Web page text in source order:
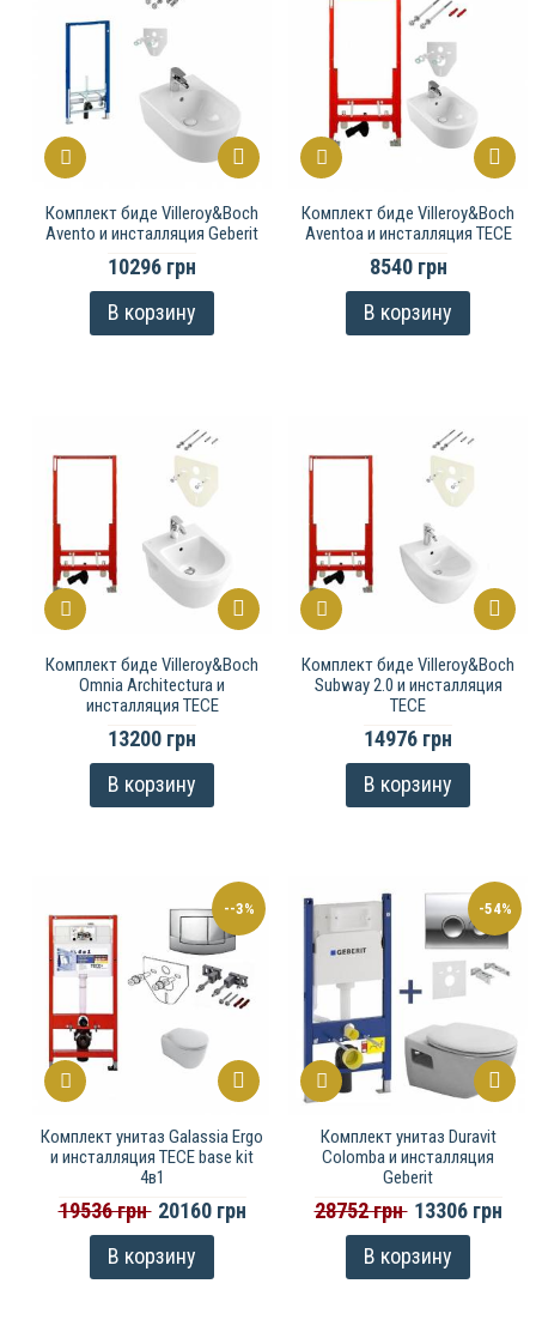
Комплект биде Villeroy&Boch
Avento и инсталляция Geberit
10296 грн
В корзину
Комплект биде Villeroy&Boch
Aventoa и инсталляция TECE
8540 грн
В корзину
Комплект биде Villeroy&Boch
Omnia Architectura и
инсталляция TECE
13200 грн
В корзину
Комплект биде Villeroy&Boch
Subway 2.0 и инсталляция
TECE
14976 грн
В корзину
--3%
Комплект унитаз Galassia Ergo
и инсталляция TECE base kit
4в1
19536 грн 20160 грн
В корзину
-54%
Комплект унитаз Duravit
Colomba и инсталляция
Geberit
28752 грн 13306 грн
В корзину